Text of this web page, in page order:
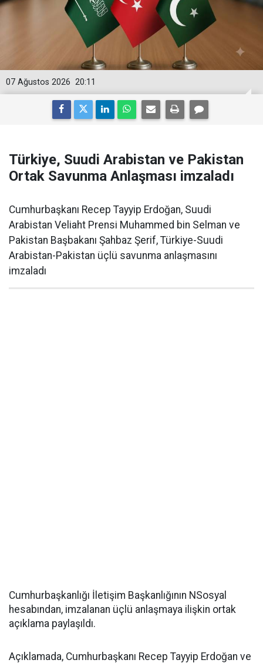
20:11
07 Ağustos 2026
Türkiye, Suudi Arabistan ve Pakistan
Ortak Savunma Anlaşması imzaladı
Cumhurbaşkanı Recep Tayyip Erdoğan, Suudi
Arabistan Veliaht Prensi Muhammed bin Selman ve
Pakistan Başbakanı Şahbaz Şerif, Türkiye-Suudi
Arabistan-Pakistan üçlü savunma anlaşmasını
imzaladı
Cumhurbaşkanlığı İletişim Başkanlığının NSosyal
hesabından, imzalanan üçlü anlaşmaya ilişkin ortak
açıklama paylaşıldı.
Açıklamada, Cumhurbaşkanı Recep Tayyip Erdoğan ve